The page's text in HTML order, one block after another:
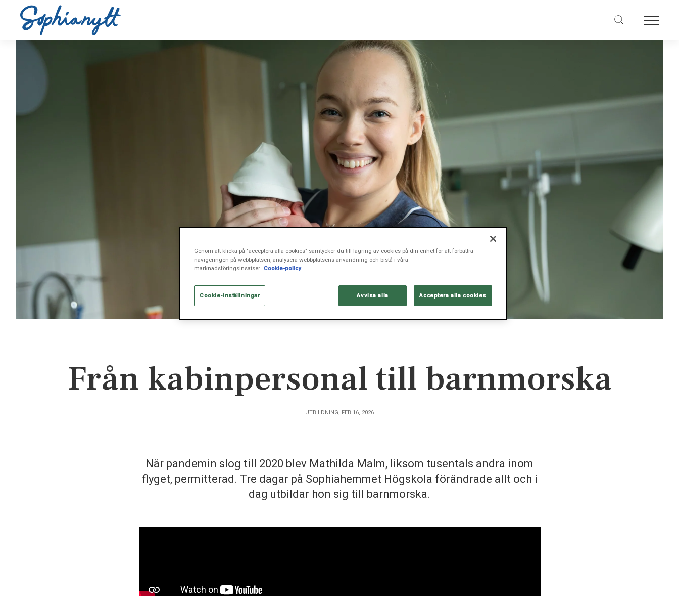
Från kabinpersonal till barnmorska
UTBILDNING, FEB 16, 2026
När pandemin slog till 2020 blev Mathilda Malm, liksom tusentals andra inom
flyget, permitterad. Tre dagar på Sophiahemmet Högskola förändrade allt och i
dag utbildar hon sig till barnmorska.
Genom att klicka på "acceptera alla cookies" samtycker du till lagring av cookies på din enhet för att förbättra
navigeringen på webbplatsen, analysera webbplatsens användning och bistå i våra
marknadsföringsinsatser. Cookie-policy
Cookie-inställningar Avvisa alla Acceptera alla cookies